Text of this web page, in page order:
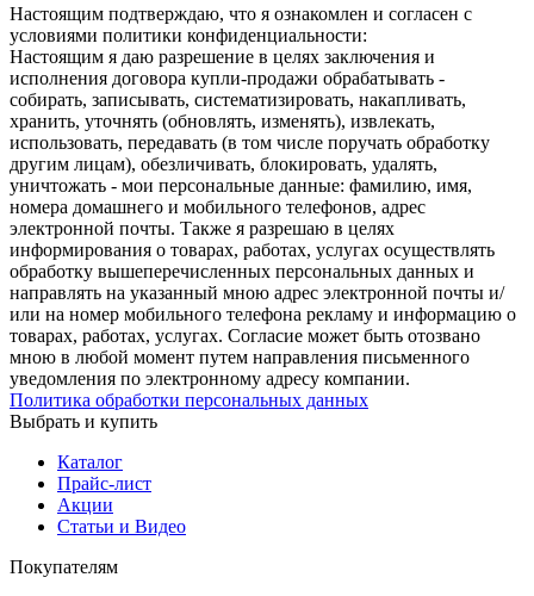
Настоящим подтверждаю, что я ознакомлен и согласен с
условиями политики конфиденциальности:
Настоящим я даю разрешение в целях заключения и
исполнения договора купли-продажи обрабатывать -
собирать, записывать, систематизировать, накапливать,
хранить, уточнять (обновлять, изменять), извлекать,
использовать, передавать (в том числе поручать обработку
другим лицам), обезличивать, блокировать, удалять,
уничтожать - мои персональные данные: фамилию, имя,
номера домашнего и мобильного телефонов, адрес
электронной почты. Также я разрешаю в целях
информирования о товарах, работах, услугах осуществлять
обработку вышеперечисленных персональных данных и
направлять на указанный мною адрес электронной почты и/
или на номер мобильного телефона рекламу и информацию о
товарах, работах, услугах. Согласие может быть отозвано
мною в любой момент путем направления письменного
уведомления по электронному адресу компании.
Политика обработки персональных данных
Выбрать и купить
Каталог
Прайс-лист
Акции
Статьи и Видео
Покупателям